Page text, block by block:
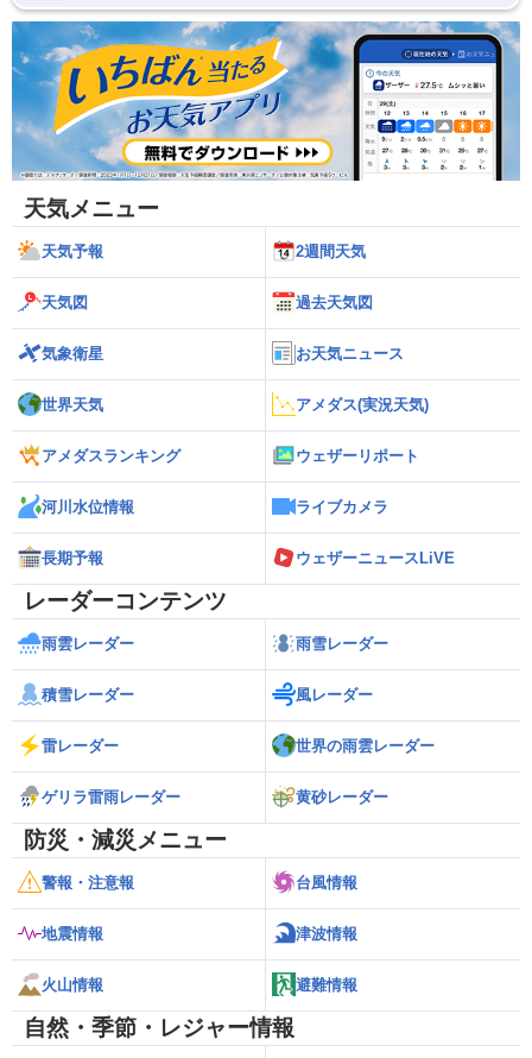
天気メニュー
天気予報 2週間天気
天気図 過去天気図
気象衛星 お天気ニュース
世界天気 アメダス(実況天気)
アメダスランキング ウェザーリポート
河川水位情報 ライブカメラ
長期予報 ウェザーニュースLiVE
レーダーコンテンツ
雨雲レーダー 雨雪レーダー
積雪レーダー 風レーダー
雷レーダー 世界の雨雲レーダー
ゲリラ雷雨レーダー 黄砂レーダー
防災・減災メニュー
警報・注意報 台風情報
地震情報 津波情報
火山情報 避難情報
自然・季節・レジャー情報